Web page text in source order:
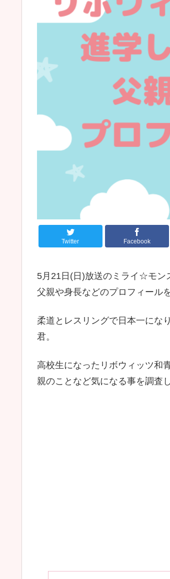
Twitter Facebook
5月21日(日)放送のミライ☆モン
父親や身長などのプロフィール
柔道とレスリングで日本一にな
君。
高校生になったリボウィッツ和
親のことなど気になる事を調査